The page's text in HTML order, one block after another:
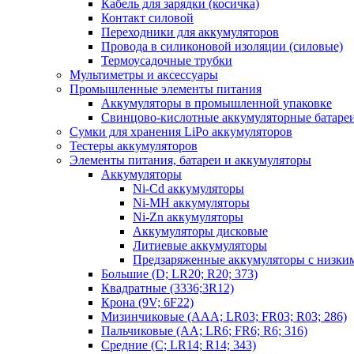
Кабель для зарядки (косичка)
Контакт силовой
Переходники для аккумуляторов
Провода в силиконовой изоляции (силовые)
Термоусадочные трубки
Мультиметры и аксессуары
Промышленные элементы питания
Аккумуляторы в промышленной упаковке
Свинцово-кислотные аккумуляторные
Сумки для хранения LiPo аккумуляторов
Тестеры аккумуляторов
Элементы питания, батареи и аккумуляторы
Аккумуляторы
Ni-Cd аккумуляторы
Ni-MH аккумуляторы
Ni-Zn аккумуляторы
Аккумуляторы дисковые
Литиевые аккумуляторы
Предзаряженные аккумуляторы с
Большие (D; LR20; R20; 373)
Квадратные (3336;3R12)
Крона (9V; 6F22)
Мизинчиковые (AAA; LR03; FR03; R03; 286)
Пальчиковые (AA; LR6; FR6; R6; 316)
Средние (C; LR14; R14; 343)